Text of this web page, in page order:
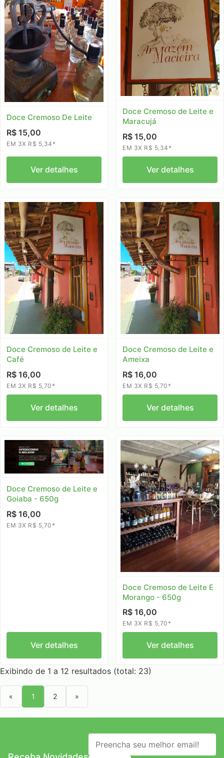
Doce Cremoso De Leite
R$ 15,00
EM 3X R$ 5,34*
Ver detalhes
Doce Cremoso de Leite e
Maracujá
R$ 15,00
EM 3X R$ 5,34*
Ver detalhes
Doce Cremoso de Leite e
Café
R$ 16,00
EM 3X R$ 5,70*
Ver detalhes
Doce Cremoso de Leite e
Ameixa
R$ 16,00
EM 3X R$ 5,70*
Ver detalhes
Doce Cremoso de Leite e
Goiaba - 650g
R$ 16,00
EM 3X R$ 5,70*
Ver detalhes
Doce Cremoso de Leite E
Morango - 650g
R$ 16,00
EM 3X R$ 5,70*
Ver detalhes
Exibindo de 1 a 12 resultados (total: 23)
« 1 2 »